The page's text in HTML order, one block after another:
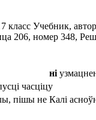
ні
часціцу
пішы не Калі